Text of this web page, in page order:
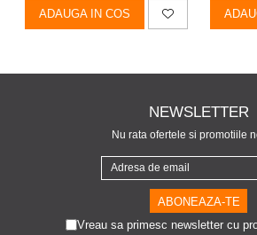
ADAUGA IN COS
NEWSLETTER
Nu rata ofertele si promotiile
Vreau sa primesc newsletter cu